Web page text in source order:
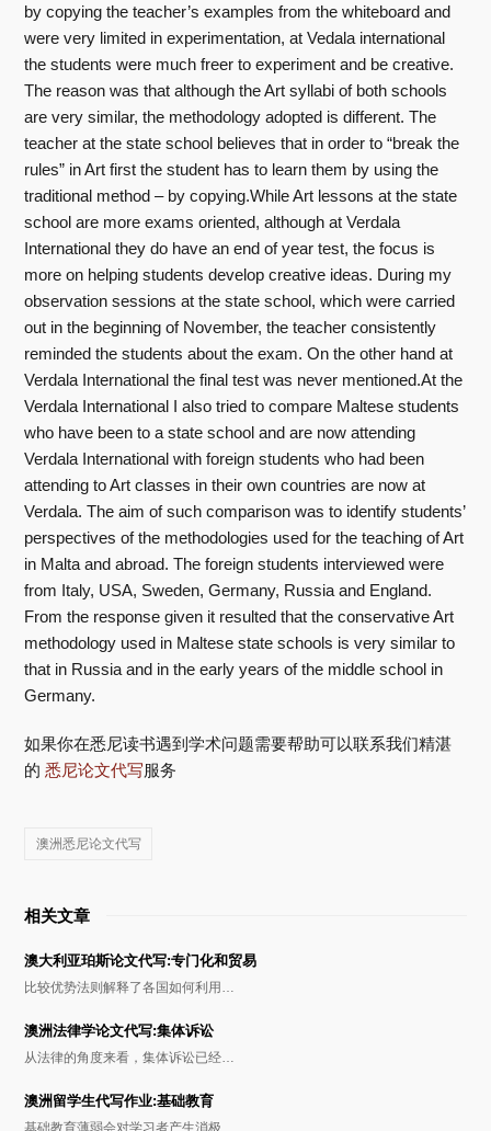
by copying the teacher’s examples from the whiteboard and
were very limited in experimentation, at Vedala international
the students were much freer to experiment and be creative.
The reason was that although the Art syllabi of both schools
are very similar, the methodology adopted is different. The
teacher at the state school believes that in order to “break the
rules” in Art first the student has to learn them by using the
traditional method – by copying.While Art lessons at the state
school are more exams oriented, although at Verdala
International they do have an end of year test, the focus is
more on helping students develop creative ideas. During my
observation sessions at the state school, which were carried
out in the beginning of November, the teacher consistently
reminded the students about the exam. On the other hand at
Verdala International the final test was never mentioned.At the
Verdala International I also tried to compare Maltese students
who have been to a state school and are now attending
Verdala International with foreign students who had been
attending to Art classes in their own countries are now at
Verdala. The aim of such comparison was to identify students’
perspectives of the methodologies used for the teaching of Art
in Malta and abroad. The foreign students interviewed were
from Italy, USA, Sweden, Germany, Russia and England.
From the response given it resulted that the conservative Art
methodology used in Maltese state schools is very similar to
that in Russia and in the early years of the middle school in
Germany.
如果你在悉尼读书遇到学术问题需要帮助可以联系我们精湛
的悉尼论文代写服务
澳洲悉尼论文代写
相关文章
澳大利亚珀斯论文代写:专门化和贸易
比较优势法则解释了各国如何利用…
澳洲法律学论文代写:集体诉讼
从法律的角度来看，集体诉讼已经…
澳洲留学生代写作业:基础教育